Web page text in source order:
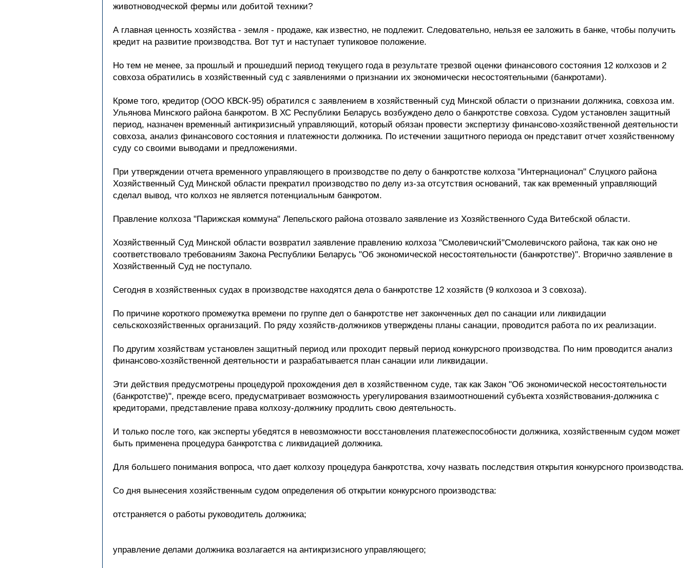
животноводческой фермы или добитой техники?
А главная ценность хозяйства - земля - продаже, как известно, не подлежит. Следовательно, нельзя ее заложить в банке, чтобы получить
кредит на развитие производства. Вот тут и наступает тупиковое положение.
Но тем не менее, за прошлый и прошедший период текущего года в результате трезвой оценки финансового состояния 12 колхозов и 2
совхоза обратились в хозяйственный суд с заявлениями о признании их экономически несостоятельными (банкротами).
Кроме того, кредитор (ООО КВСК-95) обратился с заявлением в хозяйственный суд Минской области о признании должника, совхоза им.
Ульянова Минского района банкротом. В ХС Республики Беларусь возбуждено дело о банкротстве совхоза. Судом установлен защитный
период, назначен временный антикризисный управляющий, который обязан провести экспертизу финансово-хозяйственной деятельности
совхоза, анализ финансового состояния и платежности должника. По истечении защитного периода он представит отчет хозяйственному
суду со своими выводами и предложениями.
При утверждении отчета временного управляющего в производстве по делу о банкротстве колхоза "Интернационал" Слуцкого района
Хозяйственный Суд Минской области прекратил производство по делу из-за отсутствия оснований, так как временный управляющий
сделал вывод, что колхоз не является потенциальным банкротом.
Правление колхоза "Парижская коммуна" Лепельского района отозвало заявление из Хозяйственного Суда Витебской области.
Хозяйственный Суд Минской области возвратил заявление правлению колхоза "Смолевичский"Смолевичского района, так как оно не
соответствовало требованиям Закона Республики Беларусь "Об экономической несостоятельности (банкротстве)". Вторично заявление в
Хозяйственный Суд не поступало.
Сегодня в хозяйственных судах в производстве находятся дела о банкротстве 12 хозяйств (9 колхозоа и 3 совхоза).
По причине короткого промежутка времени по группе дел о банкротстве нет законченных дел по санации или ликвидации
сельскохозяйственных организаций. По ряду хозяйств-должников утверждены планы санации, проводится работа по их реализации.
По другим хозяйствам установлен защитный период или проходит первый период конкурсного производства. По ним проводится анализ
финансово-хозяйственной деятельности и разрабатывается план санации или ликвидации.
Эти действия предусмотрены процедурой прохождения дел в хозяйственном суде, так как Закон "Об экономической несостоятельности
(банкротстве)", прежде всего, предусматривает возможность урегулирования взаимоотношений субъекта хозяйствования-должника с
кредиторами, представление права колхозу-должнику продлить свою деятельность.
И только после того, как эксперты убедятся в невозможности восстановления платежеспособности должника, хозяйственным судом может
быть применена процедура банкротства с ликвидацией должника.
Для большего понимания вопроса, что дает колхозу процедура банкротства, хочу назвать последствия открытия конкурсного производства.
Со дня вынесения хозяйственным судом определения об открытии конкурсного производства:
отстраняется о работы руководитель должника;
управление делами должника возлагается на антикризисного управляющего;